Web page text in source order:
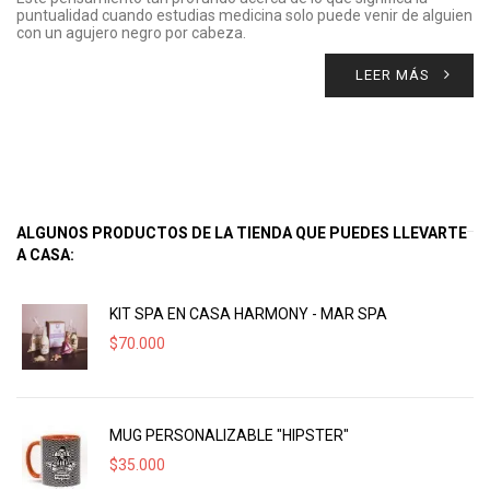
puntualidad cuando estudias medicina solo puede venir de alguien
con un agujero negro por cabeza.
LEER MÁS
ALGUNOS PRODUCTOS DE LA TIENDA QUE PUEDES LLEVARTE
A CASA:
KIT SPA EN CASA HARMONY - MAR SPA
$70.000
MUG PERSONALIZABLE "HIPSTER"
$35.000